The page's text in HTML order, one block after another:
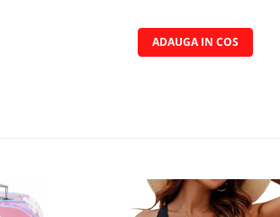
ADAUGA IN COS